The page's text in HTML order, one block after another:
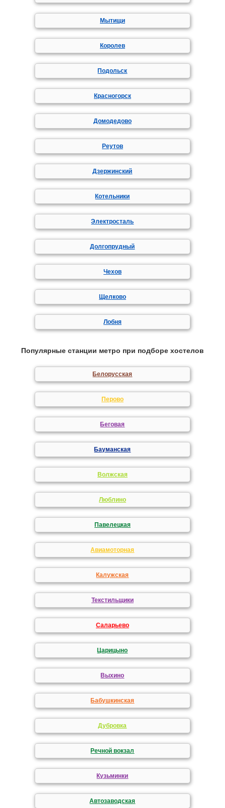
Мытищи
Королев
Подольск
Красногорск
Домодедово
Реутов
Дзержинский
Котельники
Электросталь
Долгопрудный
Чехов
Щелково
Лобня
Популярные станции метро при подборе хостелов
Белорусская
Перово
Беговая
Бауманская
Волжская
Люблино
Павелецкая
Авиамоторная
Калужская
Текстильщики
Саларьево
Царицыно
Выхино
Бабушкинская
Дубровка
Речной вокзал
Кузьминки
Автозаводская